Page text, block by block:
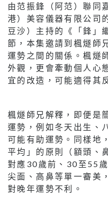
由范振鋒（阿范）聯同
港）美容儀器有限公司
豆沙）主持的《「鋒」
節，本集邀請到楓燧師
運勢之間的關係。楓燧
外觀，更會牽動個人心
宜的改造，可能適得其
楓燧師兄解釋，即便是
運勢，例如冬天出生、
可能有助運勢。同樣地
平均」的原則（額頭、
對應30歲前、30至55
尖面、高鼻等單一審美
對晚年運勢不利。